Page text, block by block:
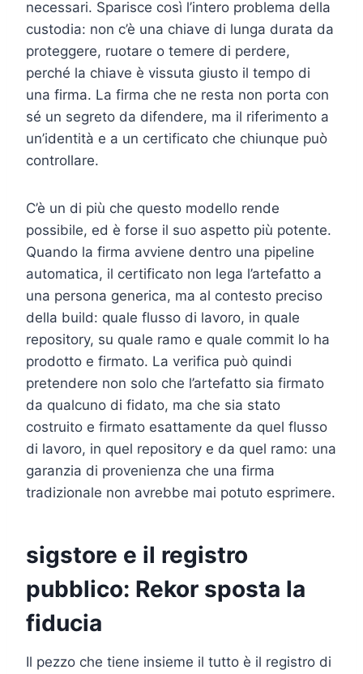
necessari. Sparisce così l’intero problema della
custodia: non c’è una chiave di lunga durata da
proteggere, ruotare o temere di perdere,
perché la chiave è vissuta giusto il tempo di
una firma. La firma che ne resta non porta con
sé un segreto da difendere, ma il riferimento a
un’identità e a un certificato che chiunque può
controllare.
C’è un di più che questo modello rende
possibile, ed è forse il suo aspetto più potente.
Quando la firma avviene dentro una pipeline
automatica, il certificato non lega l’artefatto a
una persona generica, ma al contesto preciso
della build: quale flusso di lavoro, in quale
repository, su quale ramo e quale commit lo ha
prodotto e firmato. La verifica può quindi
pretendere non solo che l’artefatto sia firmato
da qualcuno di fidato, ma che sia stato
costruito e firmato esattamente da quel flusso
di lavoro, in quel repository e da quel ramo: una
garanzia di provenienza che una firma
tradizionale non avrebbe mai potuto esprimere.
sigstore e il registro
pubblico: Rekor sposta la
fiducia
Il pezzo che tiene insieme il tutto è il registro di